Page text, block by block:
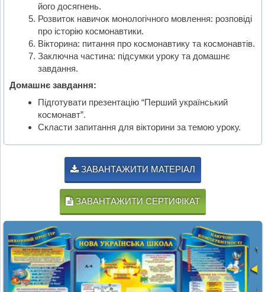
його досягнень.
Розвиток навичок монологічного мовлення: розповіді
про історію космонавтики.
Вікторина: питання про космонавтику та космонавтів.
Заключна частина: підсумки уроку та домашнє
завдання.
Домашнє завдання:
Підготувати презентацію “Перший український
космонавт”.
Скласти запитання для вікторини за темою уроку.
ЗАВАНТАЖИТИ МАТЕРІАЛ
ЗАВАНТАЖИТИ СЕРТИФІКАТ